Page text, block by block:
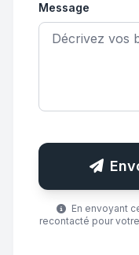
Message
En envoyant
recontacté pour